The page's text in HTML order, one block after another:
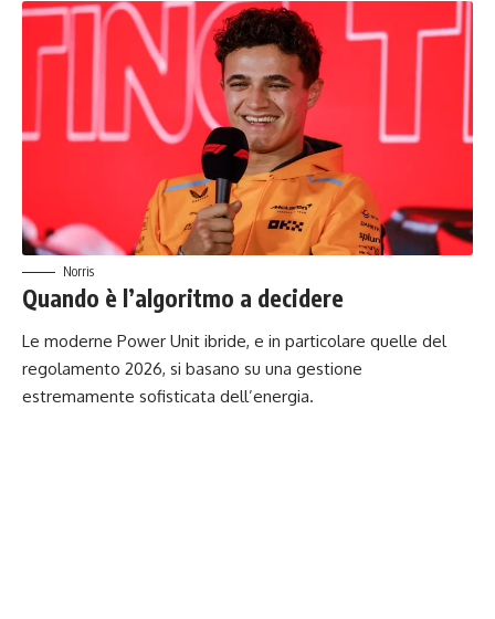
Norris
Quando è l’algoritmo a decidere
Le moderne Power Unit ibride, e in particolare quelle del
regolamento 2026, si basano su una gestione
estremamente sofisticata dell’energia.